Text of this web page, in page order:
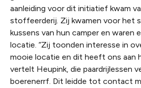
aanleiding voor dit initiatief kwam
stoffeerderij. Zij kwamen voor het
kussens van hun camper en waren
locatie. “Zij toonden interesse in
mooie locatie en dit heeft ons aan
vertelt Heupink, die paardrijlessen
boerenerrf. Dit leidde tot contact